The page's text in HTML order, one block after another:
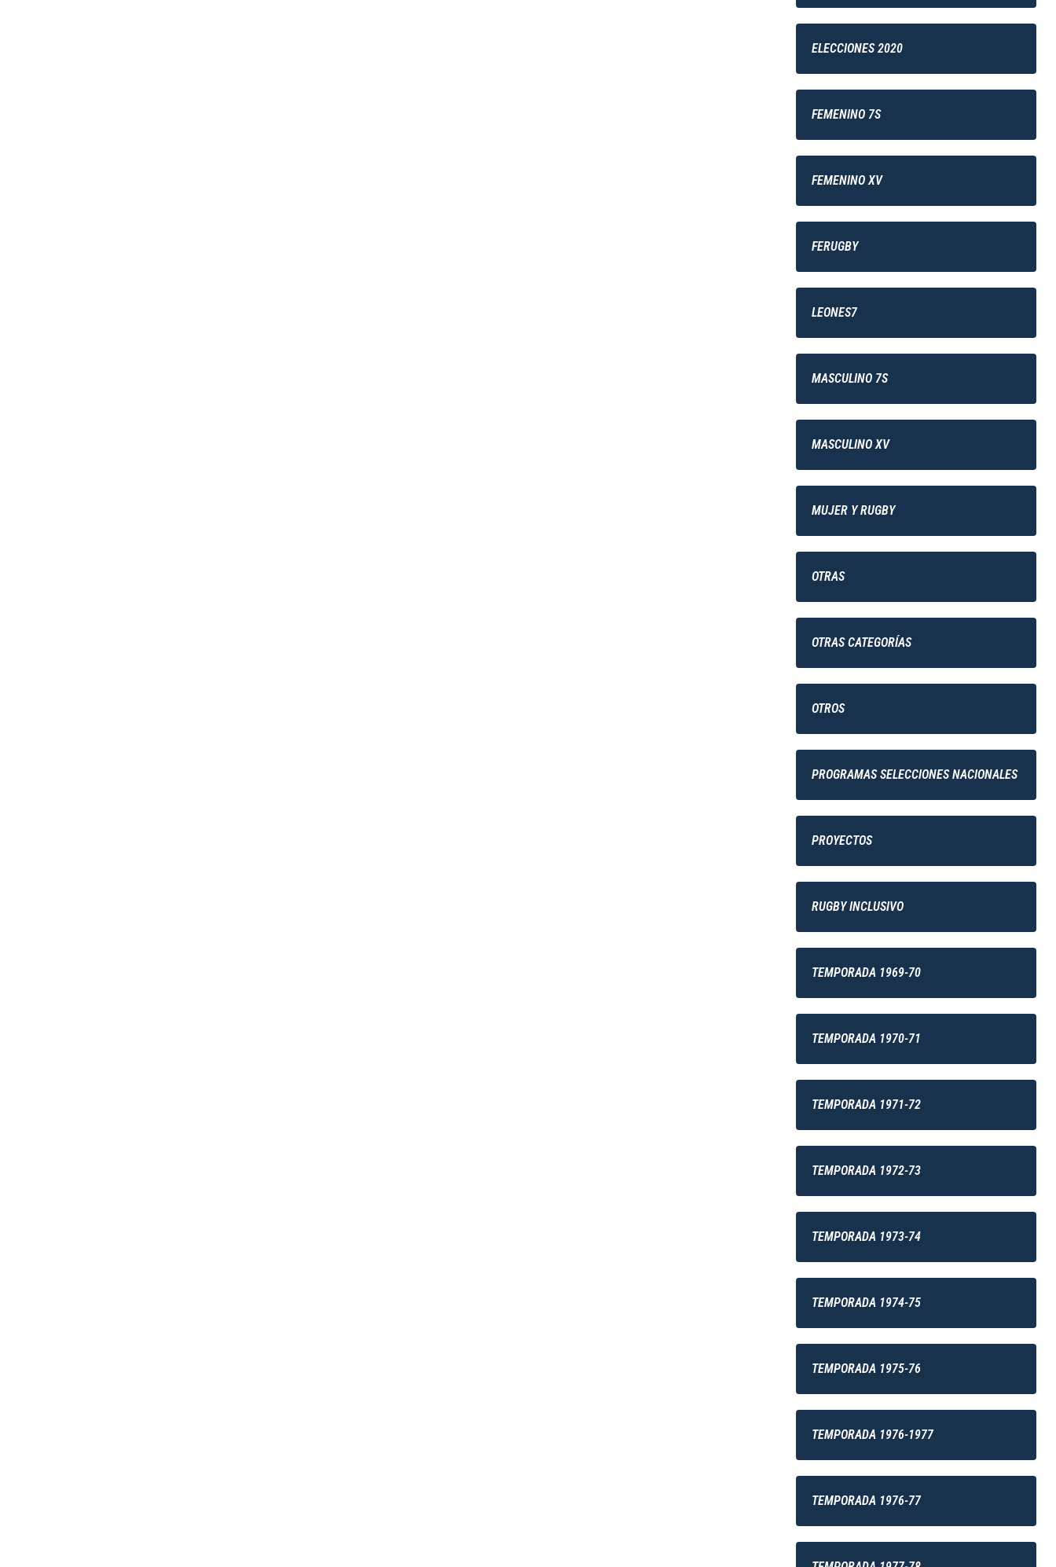
ELECCIONES 2020
FEMENINO 7S
FEMENINO XV
FERUGBY
LEONES7
MASCULINO 7S
MASCULINO XV
MUJER Y RUGBY
OTRAS
OTRAS CATEGORÍAS
OTROS
PROGRAMAS SELECCIONES NACIONALES
PROYECTOS
RUGBY INCLUSIVO
TEMPORADA 1969-70
TEMPORADA 1970-71
TEMPORADA 1971-72
TEMPORADA 1972-73
TEMPORADA 1973-74
TEMPORADA 1974-75
TEMPORADA 1975-76
TEMPORADA 1976-1977
TEMPORADA 1976-77